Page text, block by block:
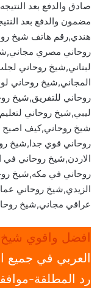
صادق والدفع بعد
مضمون والدفع بعد
هندي,رقم هاتف شيخ
روحاني مصري
لبناني,شيخ روحاني
المجاني,شيخ روحاني
روحاني للتفريق,شيخ
ليبي,شيخ روحاني
شيخ روحاني,كيف
روحاني قوي جدا,شيخ
الاردن,شيخ روحاني
روحاني في مكه,شيخ
الزيدي,شيخ روحاني
عراقي مجاني,شيخ
افضل واقوي شيخ
العربي في جميع
رد المطلقة-